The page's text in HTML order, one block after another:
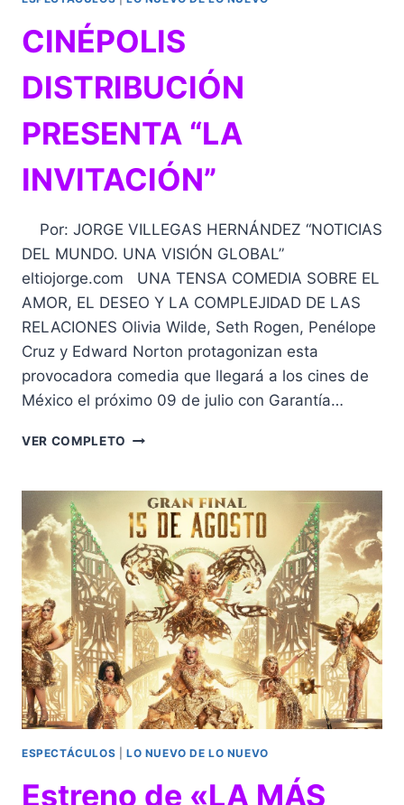
CINÉPOLIS
DISTRIBUCIÓN
PRESENTA “LA
INVITACIÓN”
Por: JORGE VILLEGAS HERNÁNDEZ “NOTICIAS
DEL MUNDO. UNA VISIÓN GLOBAL”
eltiojorge.com UNA TENSA COMEDIA SOBRE EL
AMOR, EL DESEO Y LA COMPLEJIDAD DE LAS
RELACIONES Olivia Wilde, Seth Rogen, Penélope
Cruz y Edward Norton protagonizan esta
provocadora comedia que llegará a los cines de
México el próximo 09 de julio con Garantía…
VER COMPLETO CINÉPOLIS
“LA
INVITACIÓN”
ESPECTÁCULOS LO NUEVO DE LO NUEVO
Estreno de «LA MÁS